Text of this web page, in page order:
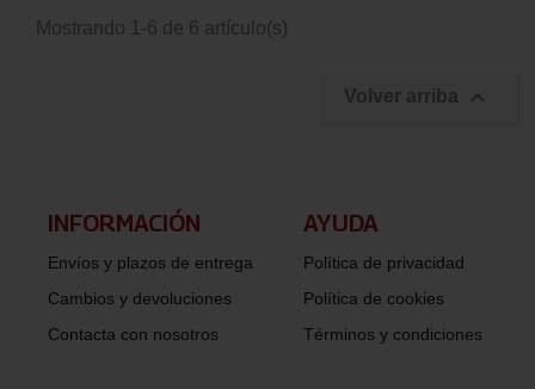
Mostrando 1-6 de 6 artículo(s)
Volver arriba 
INFORMACIÓN​
Envíos y plazos de entrega
Cambios y devoluciones
Contacta con nosotros
AYUDA
Política de privacidad
Política de cookies
Términos y condiciones